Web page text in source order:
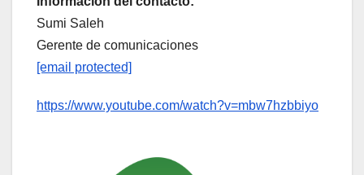
Sumi Saleh
Gerente de comunicaciones
[email protected]
https://www.youtube.com/watch?v=mbw7hzbbiyo